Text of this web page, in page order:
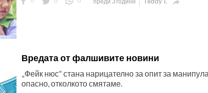

Вредата от фалшивите новини
„Фейк нюс“ стана нарицателно за опит за
опасно, отколкото смятаме.